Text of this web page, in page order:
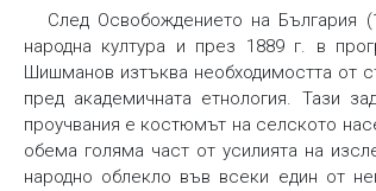
След Освобождението на България
народна култура и през 1889 г. в
Шишманов изтъква необходимостта от
пред академичната етнология. Тази
проучвания е костюмът на селското
обема голяма част от усилията на
народно облекло във всеки един от